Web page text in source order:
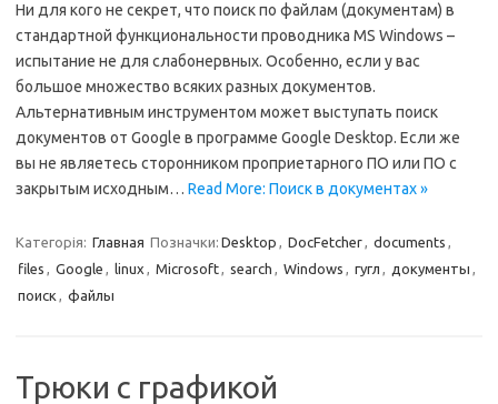
Ни для кого не секрет, что поиск по файлам (документам) в
стандартной функциональности проводника MS Windows –
испытание не для слабонервных. Особенно, если у вас
большое множество всяких разных документов.
Альтернативным инструментом может выступать поиск
документов от Google в программе Google Desktop. Если же
вы не являетесь сторонником проприетарного ПО или ПО с
закрытым исходным… Read More: Поиск в документах »
Категорія: Главная Позначки: Desktop , DocFetcher, documents ,
files , Google , linux , Microsoft, search , Windows , гугл , документы ,
поиск , файлы
Трюки с графикой